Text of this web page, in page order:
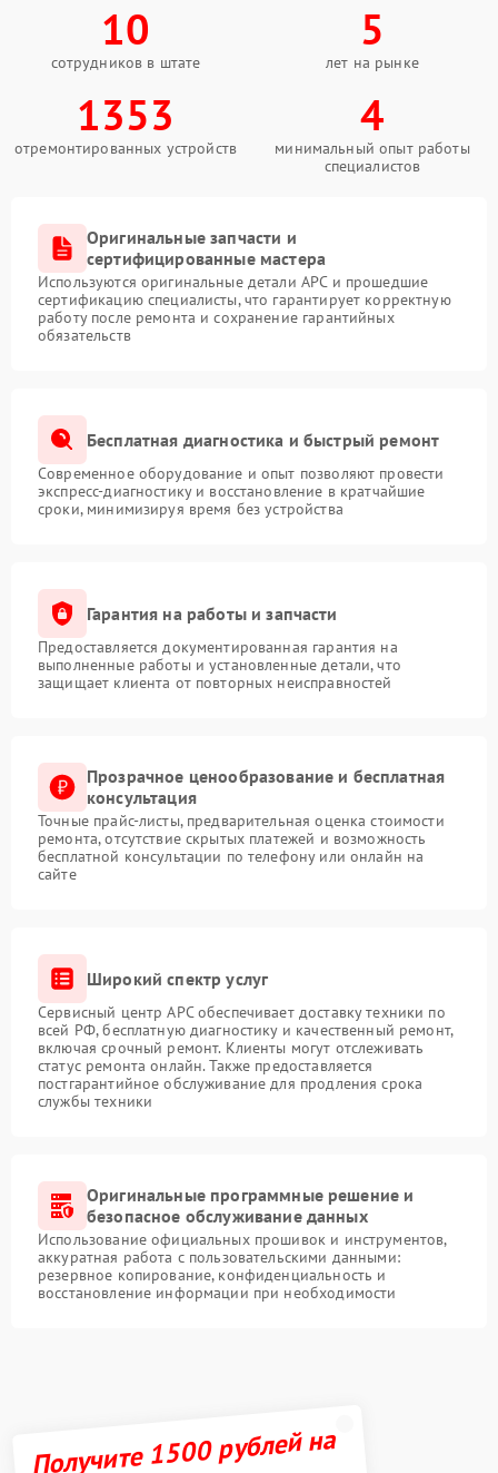
10
сотрудников в штате
5
лет на рынке
1353
отремонтированных устройств
4
минимальный опыт работы
специалистов
Оригинальные запчасти и
сертифицированные мастера
Используются оригинальные детали APC и прошедшие
сертификацию специалисты, что гарантирует корректную
работу после ремонта и сохранение гарантийных
обязательств
Бесплатная диагностика и быстрый ремонт
Современное оборудование и опыт позволяют провести
экспресс-диагностику и восстановление в кратчайшие
сроки, минимизируя время без устройства
Гарантия на работы и запчасти
Предоставляется документированная гарантия на
выполненные работы и установленные детали, что
защищает клиента от повторных неисправностей
Прозрачное ценообразование и бесплатная
консультация
Точные прайс-листы, предварительная оценка стоимости
ремонта, отсутствие скрытых платежей и возможность
бесплатной консультации по телефону или онлайн на
сайте
Широкий спектр услуг
Сервисный центр APC обеспечивает доставку техники по
всей РФ, бесплатную диагностику и качественный ремонт,
включая срочный ремонт. Клиенты могут отслеживать
статус ремонта онлайн. Также предоставляется
постгарантийное обслуживание для продления срока
службы техники
Оригинальные программные решение и
безопасное обслуживание данных
Использование официальных прошивок и инструментов,
аккуратная работа с пользовательскими данными:
резервное копирование, конфиденциальность и
восстановление информации при необходимости
Получите 1500 рублей на